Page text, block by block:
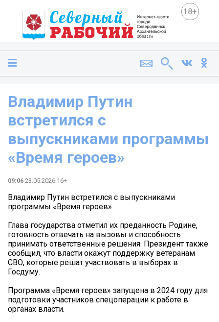
18+
Владимир Путин
встретился с
выпускниками программы
«Время героев»
09:06 23.05.2026 16+
Владимир Путин встретился с выпускниками
программы «Время героев»
Глава государства отметил их преданность Родине,
готовность отвечать на вызовы и способность
принимать ответственные решения. Президент также
сообщил, что власти окажут поддержку ветеранам
СВО, которые решат участвовать в выборах в
Госдуму.
Программа «Время героев» запущена в 2024 году для
подготовки участников спецоперации к работе в
органах власти.